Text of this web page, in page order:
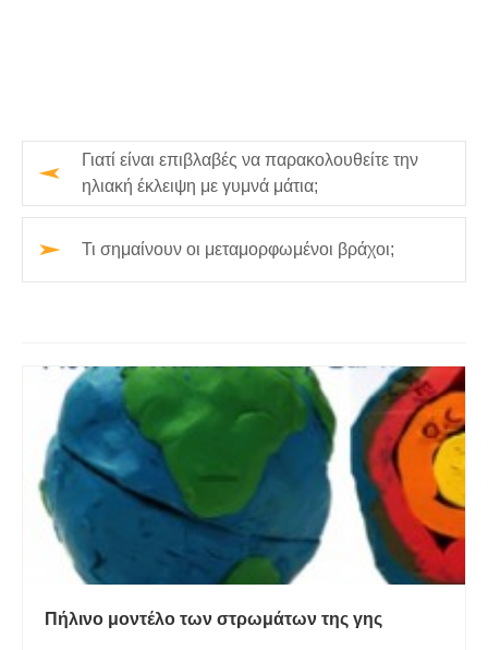
Γιατί είναι επιβλαβές να παρακολουθείτε την
ηλιακή έκλειψη με γυμνά μάτια;
Τι σημαίνουν οι μεταμορφωμένοι βράχοι;
Πήλινο μοντέλο των στρωμάτων της γης